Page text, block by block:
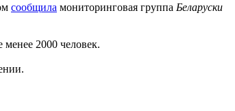
сообщила мониторинговая группа Беларуски
2000 человек.